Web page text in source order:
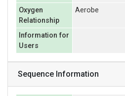
Oxygen
Relationship
Aerobe
Information for
Users
Sequence Information